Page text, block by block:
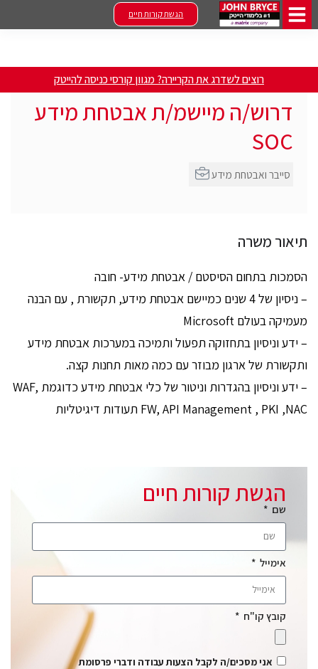
הגשת קורות חיים
רוצים לשדרג את הקריירה? מגוון קורסי כניסה להייטק
דרוש/ה מיישמ/ת אבטחת מידע
SOC
תיאור משרה
הסמכות בתחום הסיסטם / אבטחת מידע- חובה
– ניסיון של 4 שנים כמיישם אבטחת מידע, תקשורת , עם הבנה
מעמיקה בעולם Microsoft
– ידע וניסיון בתחזוקה תפעול ותמיכה במערכות אבטחת מידע
ותקשורת של ארגון מבוזר עם כמה מאות תחנות קצה.
– ידע וניסיון בהגדרות וניטור של כלי אבטחת מידע כדוגמת WAF,
FW, API Management , PKI ,NAC תעודות דיגיטליות
הגשת קורות חיים
שם
אימייל
קובץ קו"ח
אני מסכים/ה לקבל הצעות עבודה ודברי פרסומת